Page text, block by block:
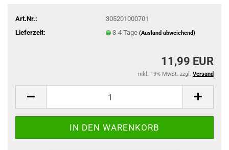
Art.Nr.:
305201000701
Lieferzeit:
3-4 Tage (Ausland abweichend)
11,99 EUR
inkl. 19% MwSt. zzgl. Versand